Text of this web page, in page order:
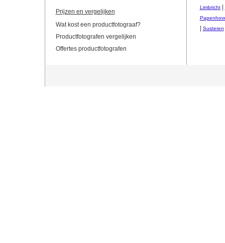
Prijzen en vergelijken
Wat kost een productfotograaf?
Productfotografen vergelijken
Offertes productfotografen
Limbricht|
Susteren